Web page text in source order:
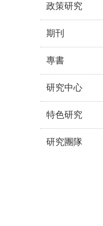
政策研究
期刊
專書
研究中心
特色研究
研究團隊